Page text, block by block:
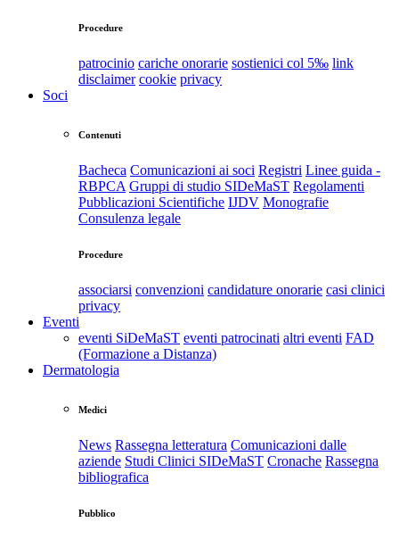
Procedure
patrocinio cariche onorarie sostienici col 5‰ link
disclaimer cookie privacy
Soci
Contenuti
Bacheca Comunicazioni ai soci Registri Linee guida -
RBPCA Gruppi di studio SIDeMaST Regolamenti
Pubblicazioni Scientifiche IJDV Monografie
Consulenza legale
Procedure
associarsi convenzioni candidature onorarie casi clinici
privacy
Eventi
eventi SiDeMaST eventi patrocinati altri eventi FAD
(Formazione a Distanza)
Dermatologia
Medici
News Rassegna letteratura Comunicazioni dalle
aziende Studi Clinici SIDeMaST Cronache Rassegna
bibliografica
Pubblico